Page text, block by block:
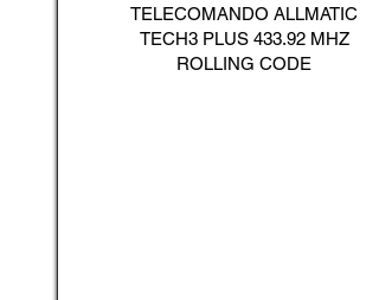
TELECOMANDO ALLMATIC
TECH3 PLUS 433.92 MHZ
ROLLING CODE